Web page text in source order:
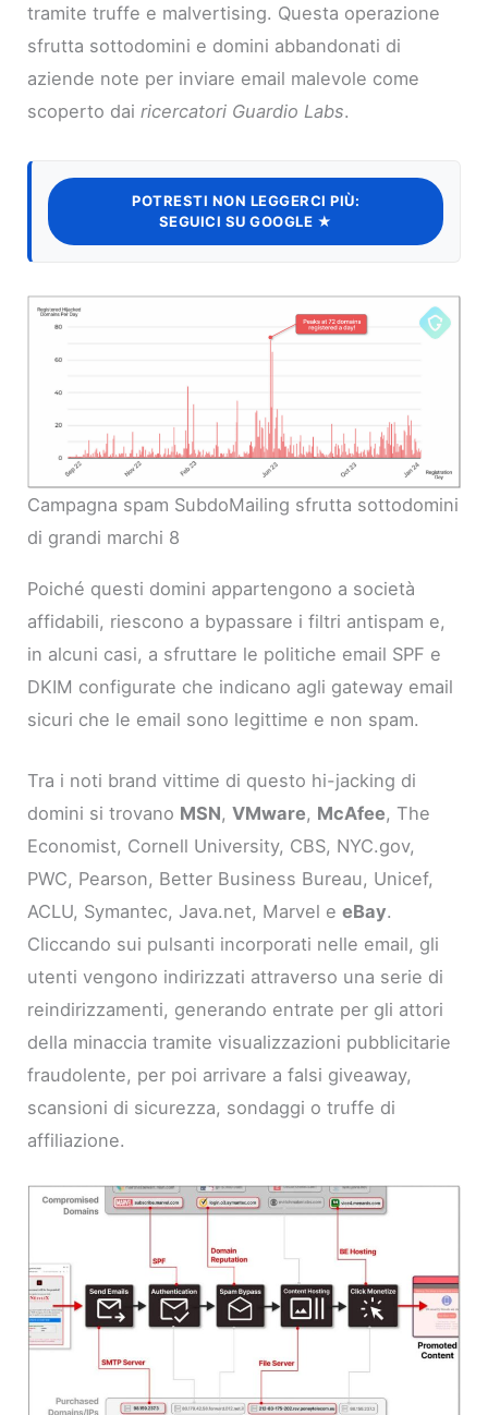
tramite truffe e malvertising. Questa operazione
sfrutta sottodomini e domini abbandonati di
aziende note per inviare email malevole come
scoperto dairicercatori Guardio Labs.
POTRESTI NON LEGGERCI PIÙ:
SEGUICI SU GOOGLE ★
Campagna spam SubdoMailing sfrutta sottodomini
di grandi marchi 8
Poiché questi domini appartengono a società
affidabili, riescono a bypassare i filtri antispam e,
in alcuni casi, a sfruttare le politiche email SPF e
DKIM configurate che indicano agli gateway email
sicuri che le email sono legittime e non spam.
Tra i noti brand vittime di questo hi-jacking di
domini si trovano MSN,VMware, McAfee, The
Economist, Cornell University, CBS, NYC.gov,
PWC, Pearson, Better Business Bureau, Unicef,
ACLU, Symantec, Java.net, Marvel eeBay.
Cliccando sui pulsanti incorporati nelle email, gli
utenti vengono indirizzati attraverso una serie di
reindirizzamenti, generando entrate per gli attori
della minaccia tramite visualizzazioni pubblicitarie
fraudolente, per poi arrivare a falsi giveaway,
scansioni di sicurezza, sondaggi o truffe di
affiliazione.